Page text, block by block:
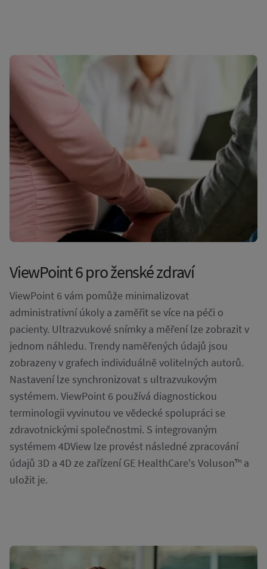
ViewPoint 6 pro ženské zdraví
ViewPoint 6 vám pomůže minimalizovat
administrativní úkoly a zaměřit se více na péči o
pacienty. Ultrazvukové snímky a měření lze zobrazit v
jednom náhledu. Trendy naměřených údajů jsou
zobrazeny v grafech individuálně volitelných autorů.
Nastavení lze synchronizovat s ultrazvukovým
systémem. ViewPoint 6 používá diagnostickou
terminologii vyvinutou ve vědecké spolupráci se
zdravotnickými společnostmi. S integrovaným
systémem 4DView lze provést následné zpracování
údajů 3D a 4D ze zařízení GE HealthCare's Voluson™ a
uložit je.